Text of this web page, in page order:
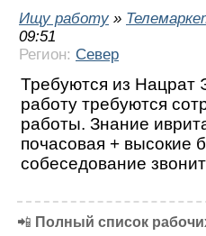
Ищу работу »
09:51
Регион: Север
Требуются из Нацрат
работу требуются
работы. Знание
почасовая + высокие
собеседование
📲 Полный список